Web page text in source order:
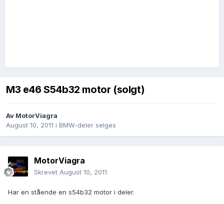
M3 e46 S54b32 motor (solgt)
Av MotorViagra
August 10, 2011 i BMW-deler selges
MotorViagra
Skrevet August 10, 2011
Har en stående en s54b32 motor i deler.